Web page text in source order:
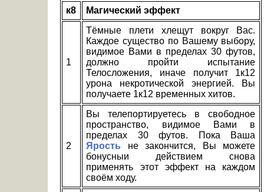
к8 Магический эффект
1
Тёмные плети хлещут вокруг Вас.
Каждое существо по Вашему выбору,
видимое Вами в пределах 30 футов,
должно пройти испытание
Телосложения, иначе получит 1к12
урона некротической энергией. Вы
получаете 1к12 временных хитов.
2
Вы телепортируетесь в свободное
пространство, видимое Вами в
пределах 30 футов. Пока Ваша
Ярость не закончится, Вы можете
бонусныи действием снова
применять этот эффект на каждом
своём ходу.